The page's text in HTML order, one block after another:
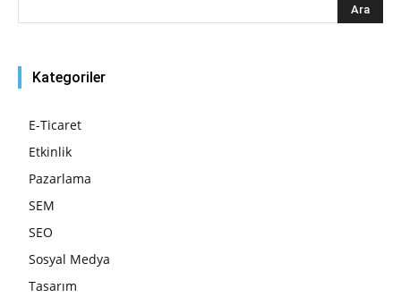
Kategoriler
E-Ticaret
Etkinlik
Pazarlama
SEM
SEO
Sosyal Medya
Tasarım